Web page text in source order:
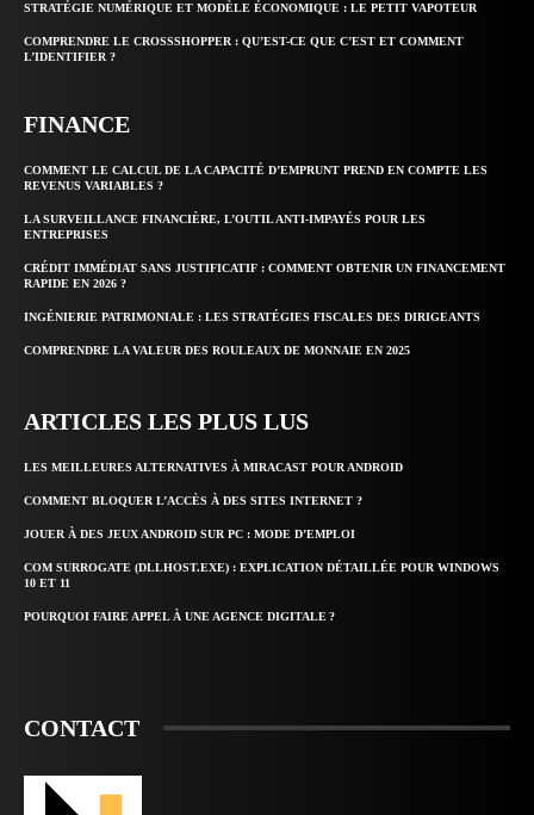
STRATÉGIE NUMÉRIQUE ET MODÈLE ÉCONOMIQUE : LE PETIT VAPOTEUR
COMPRENDRE LE CROSSSHOPPER : QU’EST-CE QUE C’EST ET COMMENT
L’IDENTIFIER ?
FINANCE
COMMENT LE CALCUL DE LA CAPACITÉ D’EMPRUNT PREND EN COMPTE LES
REVENUS VARIABLES ?
LA SURVEILLANCE FINANCIÈRE, L’OUTIL ANTI-IMPAYÉS POUR LES
ENTREPRISES
CRÉDIT IMMÉDIAT SANS JUSTIFICATIF : COMMENT OBTENIR UN FINANCEMENT
RAPIDE EN 2026 ?
INGÉNIERIE PATRIMONIALE : LES STRATÉGIES FISCALES DES DIRIGEANTS
COMPRENDRE LA VALEUR DES ROULEAUX DE MONNAIE EN 2025
ARTICLES LES PLUS LUS
LES MEILLEURES ALTERNATIVES À MIRACAST POUR ANDROID
COMMENT BLOQUER L’ACCÈS À DES SITES INTERNET ?
JOUER À DES JEUX ANDROID SUR PC : MODE D’EMPLOI
COM SURROGATE (DLLHOST.EXE) : EXPLICATION DÉTAILLÉE POUR WINDOWS
10 ET 11
POURQUOI FAIRE APPEL À UNE AGENCE DIGITALE ?
CONTACT